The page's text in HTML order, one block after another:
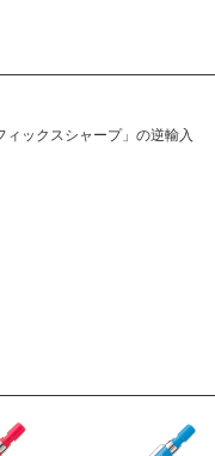
ックスシャープ」の逆輸入